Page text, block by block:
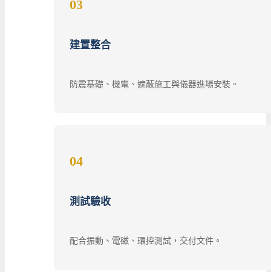
03
建置整合
防震基礎、機電、遮蔽施工與儀器進場安裝。
04
測試驗收
配合振動、電磁、環控測試，交付文件。